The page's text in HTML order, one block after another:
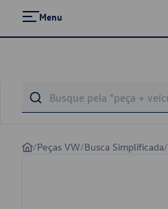
Menu
/Peças VW/Busca Simplificada/